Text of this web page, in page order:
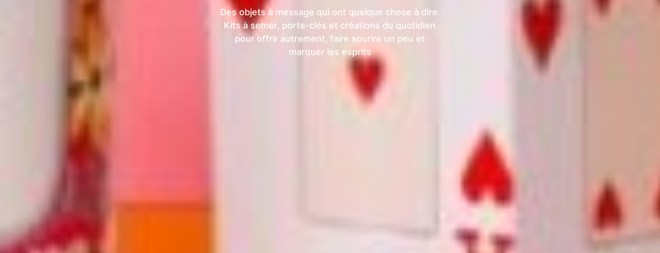
Des objets à message qui ont quelque chose à dire.
Kits à semer, porte-clés et créations du quotidien
pour offrir autrement, faire sourire un peu et
marquer les esprits